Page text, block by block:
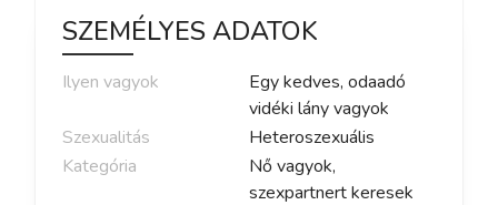
SZEMÉLYES ADATOK
Ilyen vagyok
Egy kedves, odaadó
vidéki lány vagyok
Szexualitás
Heteroszexuális
Kategória
Nő vagyok,
szexpartnert keresek